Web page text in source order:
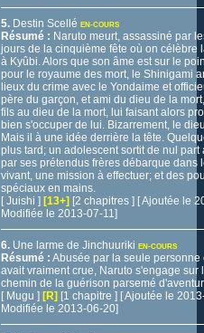
5. Destin Scellé EN-COURS
Résumé : Naruto meurt, assassiné par
jours de la cinquième fête où on célèbre
à Kyûbi. Alors que son âme est sur le
pour le royaume des mort, le Shinigami
lieux du crime avec le Yondaime et
père du garçon, et ami du dieu de la
fils au dieu de la mort, lui faisant alors
bien s'occuper de lui. Bizarrement, le
Mais il à une idée derrière la tête.
plus tard; un adolescent sortit de nul part
par ses prétendus frères débarque dans
vivant, une mission à effectuer; et des
spéciaux en mains.
[ Juishi ] [13+] [2 chapitres ] [ Ajoutée le
Modifiée le 2013-07-11]
6. Une larme de Jinchuuriki EN-COURS
Résumé : Abusée par la seule personne
avait vraiment crue, Naruto s'engage sur
chemin de la guérison parsemé
[ Mugu ] [R] [1 chapitre ] [ Ajoutée le
Modifiée le 2013-06-20]